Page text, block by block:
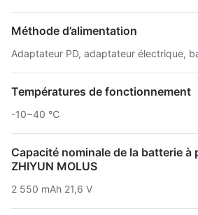
Méthode d’alimentation
Adaptateur PD, adaptateur électrique,
Températures de fonctionnement
-10~40 ℃
Capacité nominale de la batterie à
ZHIYUN MOLUS
2 550 mAh 21,6 V